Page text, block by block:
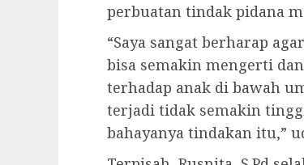
perbuatan tindak pidana
“Saya sangat berharap
bisa semakin mengerti
terhadap anak di bawah
terjadi tidak semakin
bahayanya tindakan itu,”